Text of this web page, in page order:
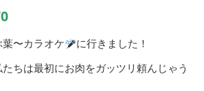
〜カラオケ
に行きました！
ちは最初にお肉をガッツリ頼んじゃう